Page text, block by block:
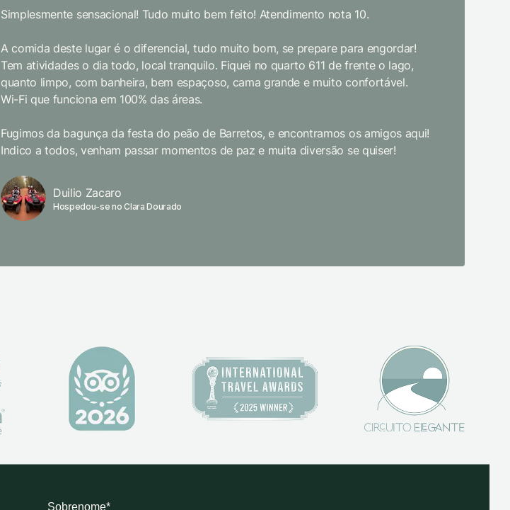
Simplesmente sensacional! Tudo muito bem feito! Atendimento nota 10.
A comida deste lugar é o diferencial, tudo muito bom, se prepare para engordar!
Tem atividades o dia todo, local tranquilo. Fiquei no quarto 611 de frente o lago,
quanto limpo, com banheira, bem espaçoso, cama grande e muito confortável.
Wi-Fi que funciona em 100% das áreas.
Fugimos da bagunça da festa do peão de Barretos, e encontramos os amigos aqui!
Indico a todos, venham passar momentos de paz e muita diversão se quiser!
Duilio Zacaro
Hospedou-se no Clara Dourado